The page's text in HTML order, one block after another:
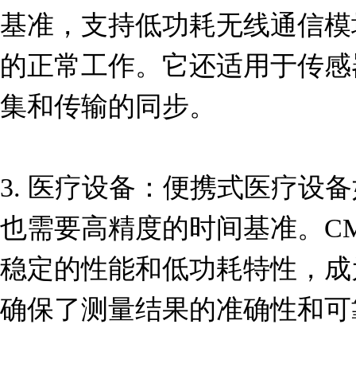
基准，支持低功耗无线通信
的正常工作。它还适用于传
集和传输的同步。
3. 医疗设备：便携式医疗设
也需要高精度的时间基准。
稳定的性能和低功耗特性，
确保了测量结果的准确性和